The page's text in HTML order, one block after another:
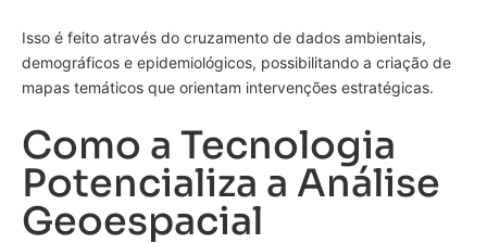
Isso é feito através do cruzamento de dados ambientais,
demográficos e epidemiológicos, possibilitando a criação de
mapas temáticos que orientam intervenções estratégicas.
Como a Tecnologia
Potencializa a Análise
Geoespacial